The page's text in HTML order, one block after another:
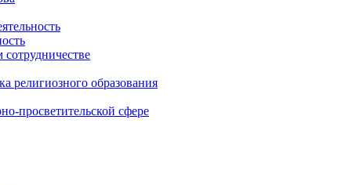
религиозного образования
просветительской сфере